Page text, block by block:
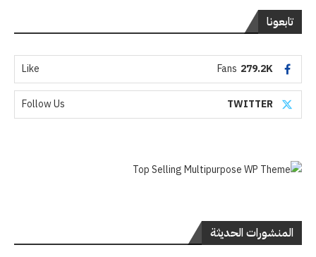
تابعونا
279.2K
Fans
Like
TWITTER
Follow Us
المنشورات الحديثة